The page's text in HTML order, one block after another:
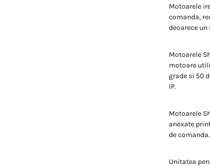
Motoarele
comanda,
deoarece
Motoarele
motoare
grade si 50
IP.
Motoarele
anexate
de comanda.
Unitatea